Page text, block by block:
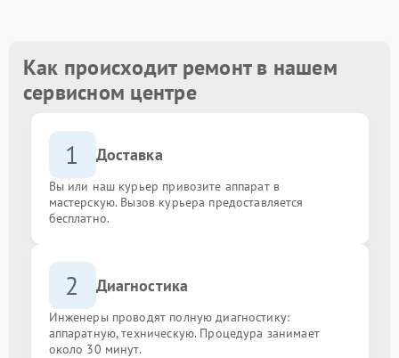
Как происходит ремонт в нашем
сервисном центре
1 Доставка
Вы или наш курьер привозите аппарат в
мастерскую. Вызов курьера предоставляется
бесплатно.
2 Диагностика
Инженеры проводят полную диагностику:
аппаратную, техническую. Процедура занимает
около 30 минут.